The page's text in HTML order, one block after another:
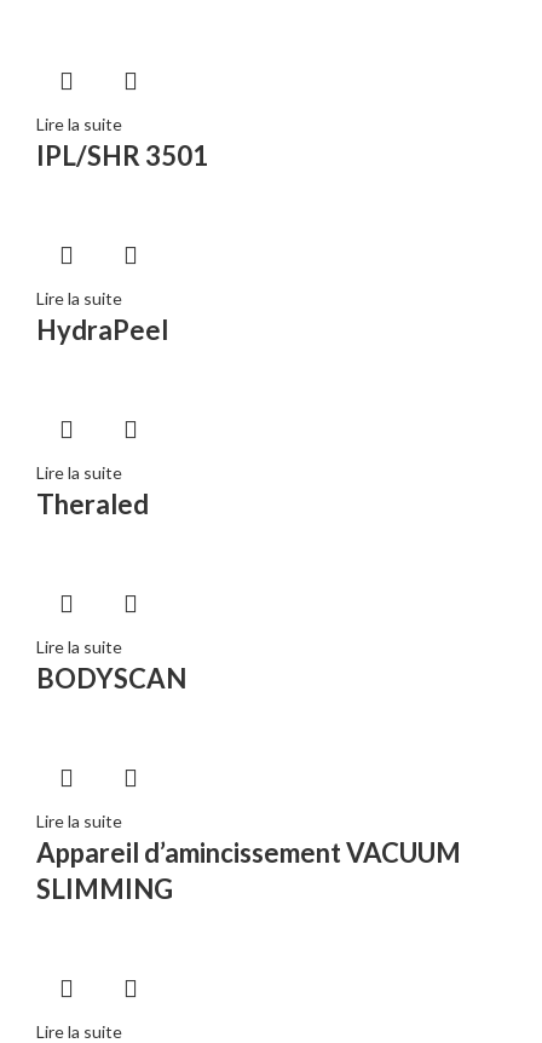
Lire la suite
IPL/SHR 3501
Lire la suite
HydraPeel
Lire la suite
Theraled
Lire la suite
BODYSCAN
Lire la suite
Appareil d’amincissement VACUUM
SLIMMING
Lire la suite